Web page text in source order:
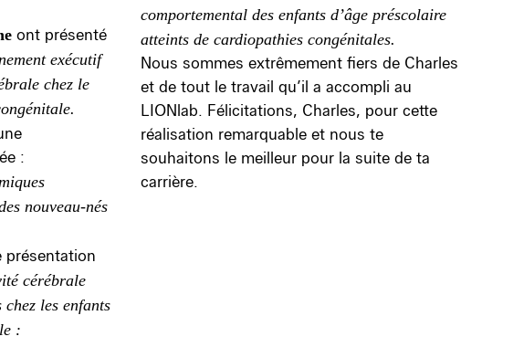
ont présenté
exécutif
chez le
:
nouveau-nés
présentation
cérébrale
les enfants
:
comportemental des enfants d’âge préscolaire
atteints de cardiopathies congénitales.
Nous sommes extrêmement fiers de Charles
et de tout le travail qu’il a accompli au
LIONlab. Félicitations, Charles, pour cette
réalisation remarquable et nous te
souhaitons le meilleur pour la suite de ta
carrière.